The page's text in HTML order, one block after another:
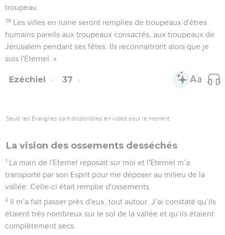
troupeau.
38 Les villes en ruine seront remplies de troupeaux d'êtres
humains pareils aux troupeaux consacrés, aux troupeaux de
Jérusalem pendant ses fêtes. Ils reconnaîtront alors que je
suis l'Eternel. »
Ezéchiel 37
Seuls les Évangiles sont disponibles en vidéo pour le moment.
La vision des ossements desséchés
1 La main de l'Eternel reposait sur moi et l'Eternel m’a
transporté par son Esprit pour me déposer au milieu de la
vallée. Celle-ci était remplie d'ossements.
2 Il m’a fait passer près d'eux, tout autour. J’ai constaté qu’ils
étaient très nombreux sur le sol de la vallée et qu’ils étaient
complètement secs.